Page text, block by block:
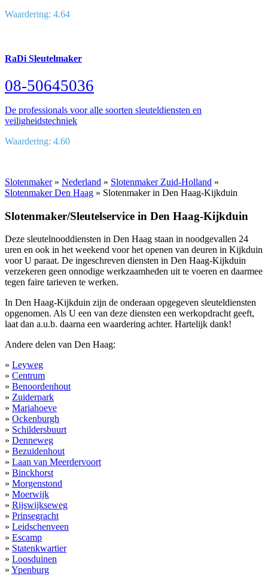
Waardering: 4.64
RaDi Sleutelmaker
08-50645036
De professionals voor alle soorten sleuteldiensten en
veiligheidstechniek
Waardering: 4.60
Slotenmaker» Nederland » Slotenmaker Zuid-Holland »
Slotenmaker Den Haag » Slotenmaker in Den Haag-Kijkduin
Slotenmaker/Sleutelservice in Den Haag-Kijkduin
Deze sleutelnooddiensten in Den Haag staan in noodgevallen 24
uren en ook in het weekend voor het openen van deuren in Kijkduin
voor U paraat. De ingeschreven diensten in Den Haag-Kijkduin
verzekeren geen onnodige werkzaamheden uit te voeren en daarmee
tegen faire tarieven te werken.
In Den Haag-Kijkduin zijn de onderaan opgegeven sleuteldiensten
opgenomen. Als U een van deze diensten een werkopdracht geeft,
laat dan a.u.b. daarna een waardering achter. Hartelijk dank!
Andere delen van Den Haag:
» Leyweg
» Centrum
» Benoordenhout
» Zuiderpark
» Mariahoeve
» Ockenburgh
» Schildersbuurt
» Denneweg
» Bezuidenhout
» Laan van Meerdervoort
» Binckhorst
» Morgenstond
» Moerwijk
» Rijswijkseweg
» Prinsegracht
» Leidschenveen
» Escamp
» Statenkwartier
» Loosduinen
» Ypenburg